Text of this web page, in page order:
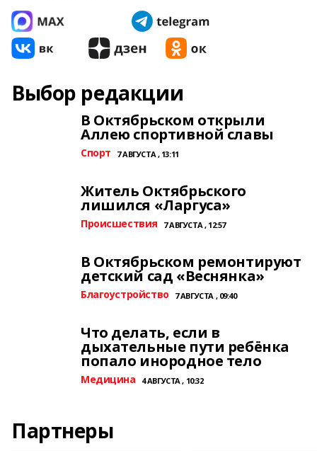
Выбор редакции
В Октябрьском открыли
Аллею спортивной славы
Спорт 7 АВГУСТА , 13:11
Житель Октябрьского
лишился «Ларгуса»
Происшествия 7 АВГУСТА , 12:57
В Октябрьском ремонтируют
детский сад «Веснянка»
Благоустройство 7 АВГУСТА , 09:40
Что делать, если в
дыхательные пути ребёнка
попало инородное тело
Медицина 4 АВГУСТА , 10:32
Партнеры